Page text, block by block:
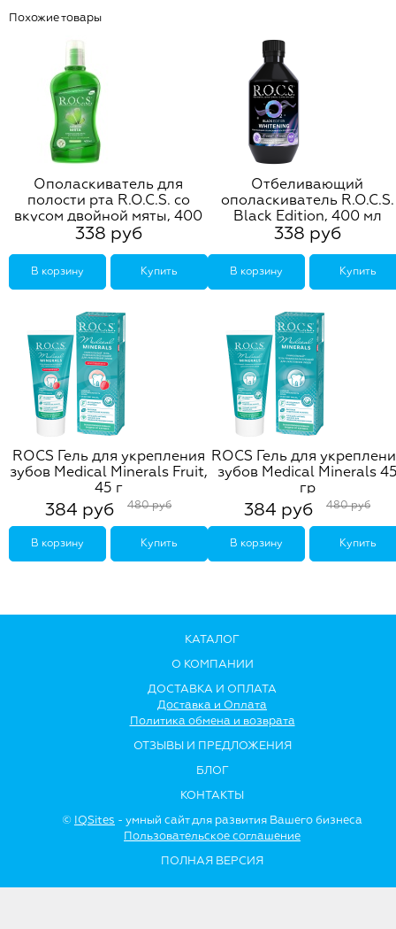
Похожие товары
Ополаскиватель для
полости рта R.O.C.S. со
вкусом двойной мяты, 400
мл
338 руб
В корзину Купить
Отбеливающий
ополаскиватель R.O.C.S.
Black Edition, 400 мл
338 руб
В корзину Купить
ROCS Гель для укрепления
зубов Medical Minerals Fruit,
45 г
384 руб 480 руб
В корзину Купить
ROCS Гель для
зубов Medical Minerals
гр
384 руб 480 руб
В корзину Купить
КАТАЛОГ
О КОМПАНИИ
ДОСТАВКА И ОПЛАТА
Доставка и Оплата
Политика обмена и возврата
ОТЗЫВЫ И ПРЕДЛОЖЕНИЯ
БЛОГ
КОНТАКТЫ
© IQSites - умный сайт для развития Вашего бизнеса
Пользовательское соглашение
ПОЛНАЯ ВЕРСИЯ